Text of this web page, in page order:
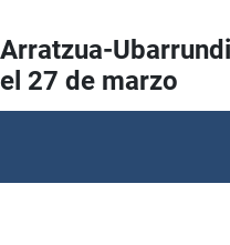
Arratzua-
el 27 de marzo